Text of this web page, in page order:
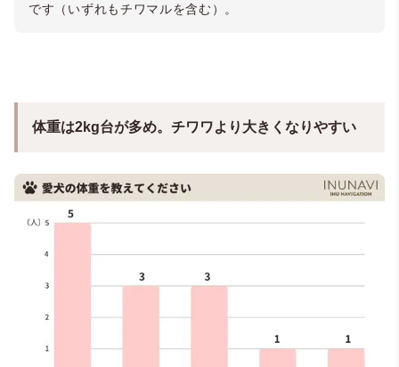
です（いずれもチワマルを含む）。
体重は2kg台が多め。チワワより大きくなりやすい